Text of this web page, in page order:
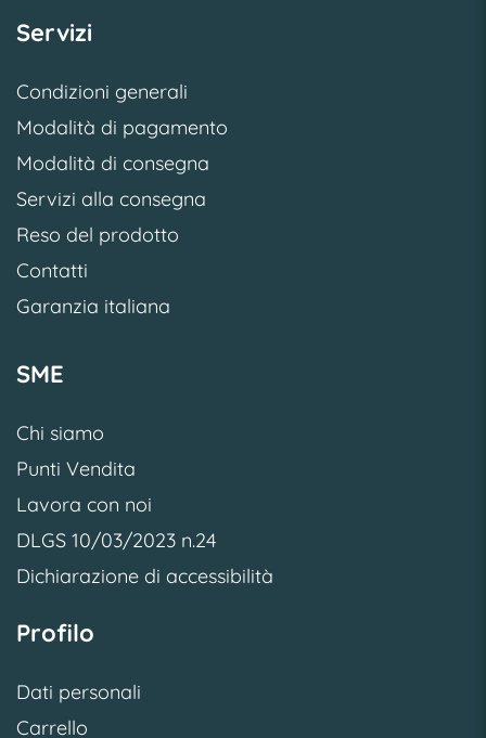
Servizi
Condizioni generali
Modalità di pagamento
Modalità di consegna
Servizi alla consegna
Reso del prodotto
Contatti
Garanzia italiana
SME
Chi siamo
Punti Vendita
Lavora con noi
DLGS 10/03/2023 n.24
Dichiarazione di accessibilità
Profilo
Dati personali
Carrello